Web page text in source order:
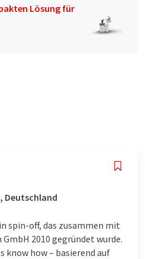
Lösung für
Deutschland
spin-off, das zusammen mit
2010 gegründet wurde.
know how – basierend auf